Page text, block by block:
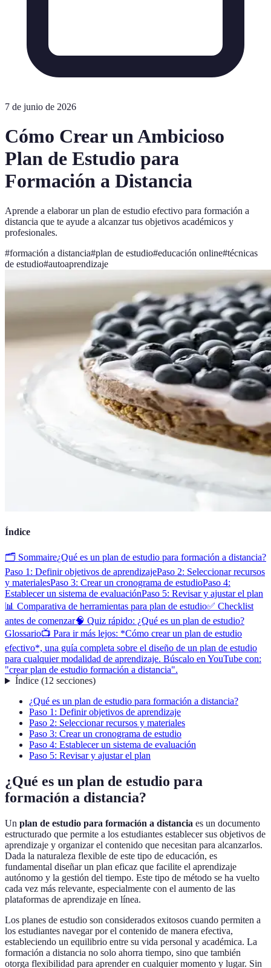
7 de junio de 2026
Cómo Crear un Ambicioso
Plan de Estudio para
Formación a Distancia
Aprende a elaborar un plan de estudio efectivo para formación a
distancia que te ayude a alcanzar tus objetivos académicos y
profesionales.
#formación a distancia#plan de estudio#educación online#técnicas
de estudio#autoaprendizaje
Índice
🗂️ Sommaire¿Qué es un plan de estudio para formación a distancia?
Paso 1: Definir objetivos de aprendizajePaso 2: Seleccionar recursos
y materialesPaso 3: Crear un cronograma de estudioPaso 4:
Establecer un sistema de evaluaciónPaso 5: Revisar y ajustar el plan
📊 Comparativa de herramientas para plan de estudio✅ Checklist
antes de comenzar🧠 Quiz rápido: ¿Qué es un plan de estudio?
Glossario📺 Para ir más lejos: *Cómo crear un plan de estudio
efectivo*, una guía completa sobre el diseño de un plan de estudio
para cualquier modalidad de aprendizaje. Búscalo en YouTube con:
"crear plan de estudio formación a distancia".
Índice(12 secciones)
¿Qué es un plan de estudio para formación a distancia?
Paso 1: Definir objetivos de aprendizaje
Paso 2: Seleccionar recursos y materiales
Paso 3: Crear un cronograma de estudio
Paso 4: Establecer un sistema de evaluación
Paso 5: Revisar y ajustar el plan
¿Qué es un plan de estudio para
formación a distancia?
Un plan de estudio para formación a distancia es un documento
estructurado que permite a los estudiantes establecer sus objetivos de
aprendizaje y organizar el contenido que necesitan para alcanzarlos.
Dada la naturaleza flexible de este tipo de educación, es
fundamental diseñar un plan eficaz que facilite el aprendizaje
autónomo y la gestión del tiempo. Este tipo de método se ha vuelto
cada vez más relevante, especialmente con el aumento de las
plataformas de aprendizaje en línea.
Los planes de estudio son considerados exitosos cuando permiten a
los estudiantes navegar por el contenido de manera efectiva,
estableciendo un equilibrio entre su vida personal y académica. La
formación a distancia no solo ahorra tiempo, sino que también
otorga flexibilidad para aprender en cualquier momento y lugar. Sin